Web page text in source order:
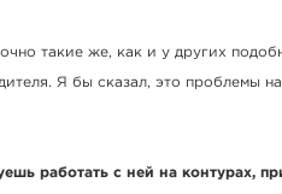
такие же, как и у других
Я бы сказал, это проблемы
работать с ней на контурах,